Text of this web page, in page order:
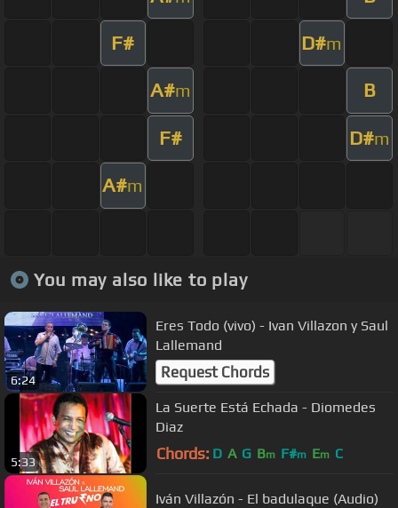
F# D#m
A#m B
F# D#m
A#m
You may also like to play
6:24
Eres Todo (vivo) - Ivan Villazon y Saul
Lallemand
Request Chords
5:33
La Suerte Está Echada - Diomedes
Diaz
Chords: D A G Bm F#m Em C
Iván Villazón - El badulaque (Audio)